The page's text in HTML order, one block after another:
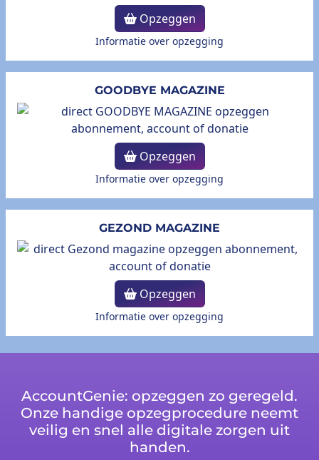
Opzeggen
Informatie over opzegging
GOODBYE MAGAZINE
Opzeggen
Informatie over opzegging
GEZOND MAGAZINE
Opzeggen
Informatie over opzegging
AccountGenie: opzeggen zo geregeld.
Onze handige opzegprocedure neemt
veilig en snel alle digitale zorgen uit
handen.